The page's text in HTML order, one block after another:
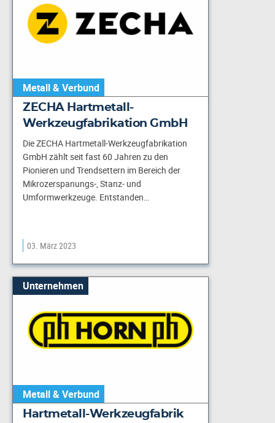
Metall & Verbund
ZECHA Hartmetall-
Werkzeugfabrikation GmbH
Die ZECHA Hartmetall-Werkzeugfabrikation
GmbH zählt seit fast 60 Jahren zu den
Pionieren und Trendsettern im Bereich der
Mikrozerspanungs-, Stanz- und
Umformwerkzeuge. Entstanden…
03. März 2023
Unternehmen
Metall & Verbund
Hartmetall-Werkzeugfabrik